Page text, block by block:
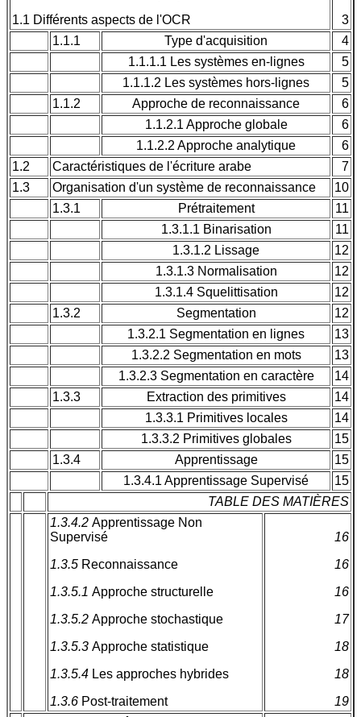
1.1 Différents aspects de l'OCR
3
1.1.1
Type d'acquisition
4
1.1.1.1 Les systèmes en-lignes
5
1.1.1.2 Les systèmes hors-lignes
5
1.1.2
Approche de reconnaissance
6
1.1.2.1 Approche globale
6
1.1.2.2 Approche analytique
6
1.2
Caractéristiques de l'écriture arabe
7
1.3
Organisation d'un système de reconnaissance
10
1.3.1
Prétraitement
11
1.3.1.1 Binarisation
11
1.3.1.2 Lissage
12
1.3.1.3 Normalisation
12
1.3.1.4 Squelittisation
12
1.3.2
Segmentation
12
1.3.2.1 Segmentation en lignes
13
1.3.2.2 Segmentation en mots
13
1.3.2.3 Segmentation en caractère
14
1.3.3
Extraction des primitives
14
1.3.3.1 Primitives locales
14
1.3.3.2 Primitives globales
15
1.3.4
Apprentissage
15
1.3.4.1 Apprentissage Supervisé
15
TABLE DES MATIÈRES
1.3.4.2 Apprentissage Non
Supervisé
1.3.5 Reconnaissance
1.3.5.1 Approche structurelle
1.3.5.2 Approche stochastique
1.3.5.3 Approche statistique
1.3.5.4 Les approches hybrides
1.3.6 Post-traitement
16
16
16
17
18
18
19